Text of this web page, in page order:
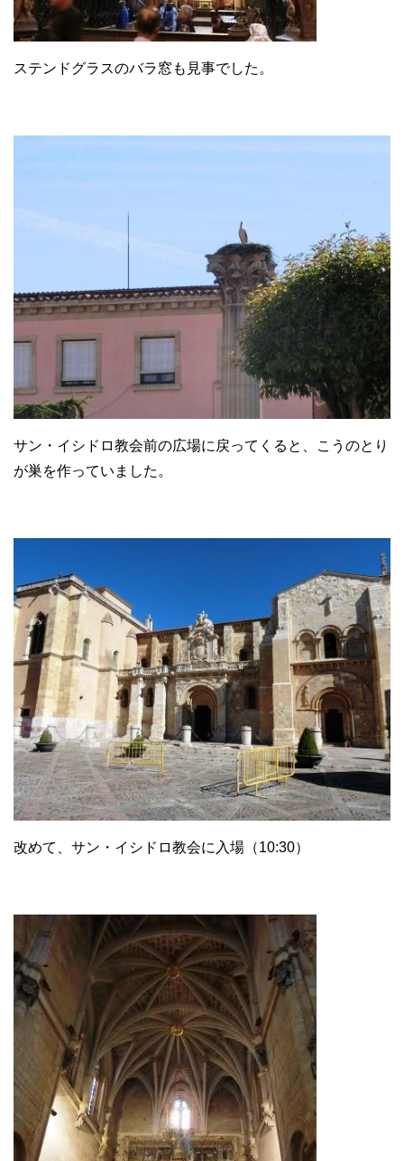
ステンドグラスのバラ窓も見事でした。
サン・イシドロ教会前の広場に戻ってくると、こうのとり
が巣を作っていました。
改めて、サン・イシドロ教会に入場（10:30）